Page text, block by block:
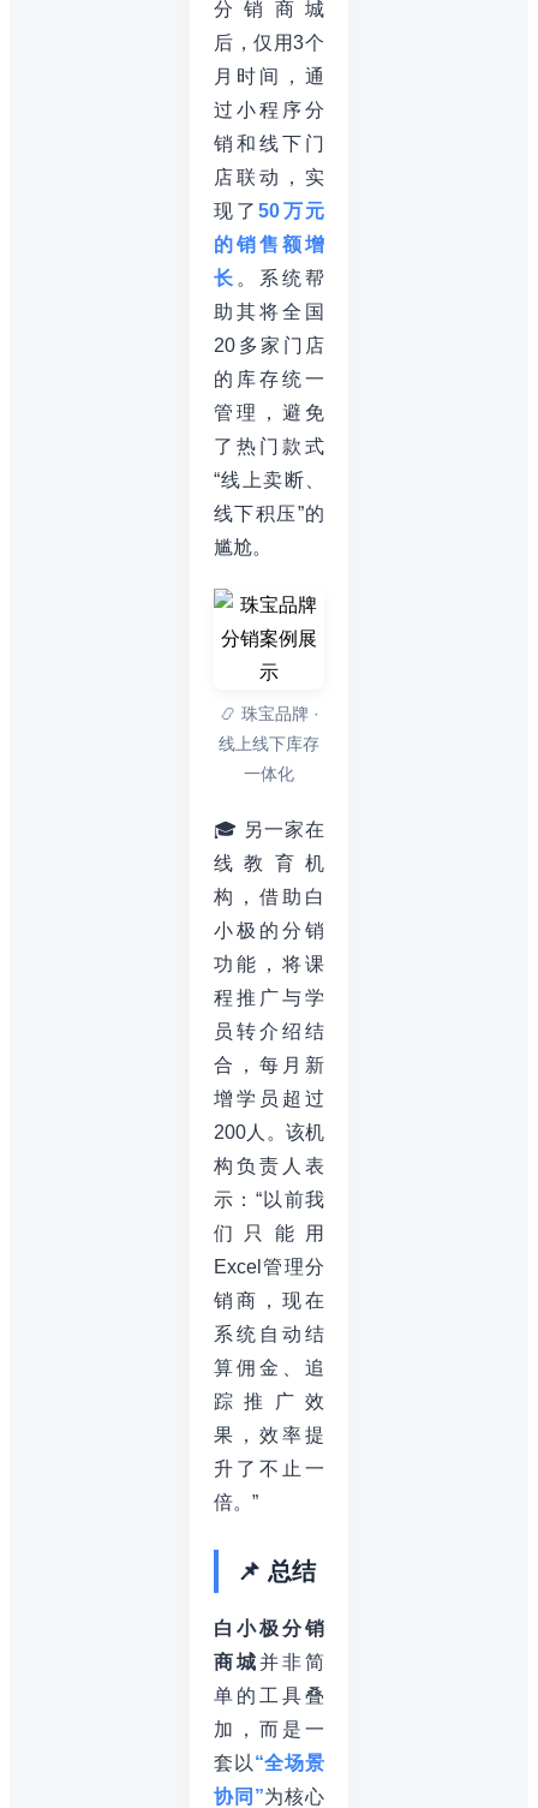
分销商城
后，仅用3个
月时间，通
过小程序分
销和线下门
店联动，实
现了 50万元
的销售额增
长 。系统帮
助其将全国
20多家门店
的库存统一
管理，避免
了热门款式
“线上卖断、
线下积压”的
尴尬。
📿 珠宝品牌 ·
线上线下库存
一体化
🎓 另一家在
线教育机
构，借助白
小极的分销
功能，将课
程推广与学
员转介绍结
合，每月新
增学员超过
200人。该机
构负责人表
示：“以前我
们只能用
Excel管理分
销商，现在
系统自动结
算佣金、追
踪推广效
果，效率提
升了不止一
倍。”
📌 总结
白小极分销
商城并非简
单的工具叠
加，而是一
套以 “全场景
协同”为核心